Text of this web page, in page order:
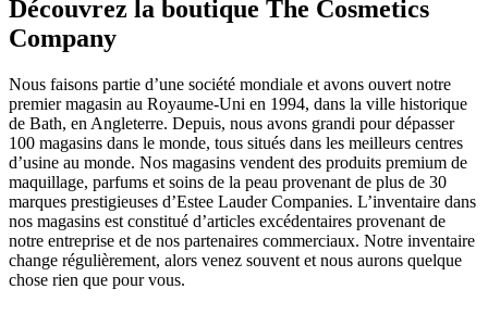
Découvrez la boutique The Cosmetics
Company
Nous faisons partie d’une société mondiale et avons ouvert notre
premier magasin au Royaume-Uni en 1994, dans la ville historique
de Bath, en Angleterre. Depuis, nous avons grandi pour dépasser
100 magasins dans le monde, tous situés dans les meilleurs centres
d’usine au monde. Nos magasins vendent des produits premium de
maquillage, parfums et soins de la peau provenant de plus de 30
marques prestigieuses d’Estee Lauder Companies. L’inventaire dans
nos magasins est constitué d’articles excédentaires provenant de
notre entreprise et de nos partenaires commerciaux. Notre inventaire
change régulièrement, alors venez souvent et nous aurons quelque
chose rien que pour vous.